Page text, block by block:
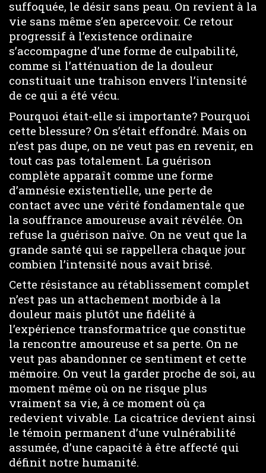
suffoquée, le désir sans peau. On revient à la
vie sans même s’en apercevoir. Ce retour
progressif à l’existence ordinaire
s’accompagne d’une forme de culpabilité,
comme si l’atténuation de la douleur
constituait une trahison envers l’intensité
de ce qui a été vécu.
Pourquoi était-elle si importante? Pourquoi
cette blessure? On s’était effondré. Mais on
n’est pas dupe, on ne veut pas en revenir, en
tout cas pas totalement. La guérison
complète apparaît comme une forme
d’amnésie existentielle, une perte de
contact avec une vérité fondamentale que
la souffrance amoureuse avait révélée. On
refuse la guérison naïve. On ne veut que la
grande santé qui se rappellera chaque jour
combien l’intensité nous avait brisé.
Cette résistance au rétablissement complet
n’est pas un attachement morbide à la
douleur mais plutôt une fidélité à
l’expérience transformatrice que constitue
la rencontre amoureuse et sa perte. On ne
veut pas abandonner ce sentiment et cette
mémoire. On veut la garder proche de soi, au
moment même où on ne risque plus
vraiment sa vie, à ce moment où ça
redevient vivable. La cicatrice devient ainsi
le témoin permanent d’une vulnérabilité
assumée, d’une capacité à être affecté qui
définit notre humanité.